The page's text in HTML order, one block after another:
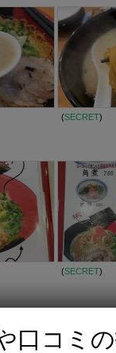
(SECRET)
(SECRET)
口コミ